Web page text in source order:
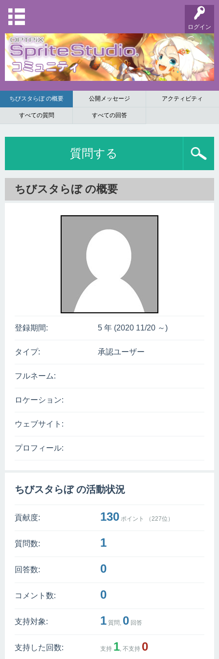
ログイン
ちびスタらぼ の概要 公開メッセージ アクティビティ
すべての質問 すべての回答
質問する
ちびスタらぼ の概要
登録期間: 5 年 (2020 11/20 ～)
タイプ: 承認ユーザー
フルネーム:
ロケーション:
ウェブサイト:
プロフィール:
ちびスタらぼ の活動状況
貢献度: 130 ポイント （227位）
質問数: 1
回答数: 0
コメント数: 0
支持対象: 1 質問, 0 回答
支持した回数: 支持 1, 不支持 0